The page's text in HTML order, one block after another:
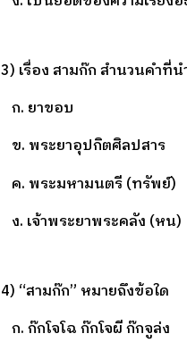
3) เรื่อง สามก๊ก สำนวนคำ
ก. ยาขอบ
ข. พระยาอุปกิตศิลปสาร
ค. พระมหามนตรี (ทรัพย์)
ง. เจ้าพระยาพระคลัง (หน)
4) “สามก๊ก” หมายถึงข้อใด
ก. ก๊กโจโฉ ก๊กโจผี ก๊กจูล่ง